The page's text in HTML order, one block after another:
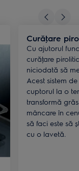
Curăţare
Cu ajutorul
curăţare
niciodată să
Acest sistem
cuptorul la o
transformă
mâncare în
să faci este să
cu o lavetă.